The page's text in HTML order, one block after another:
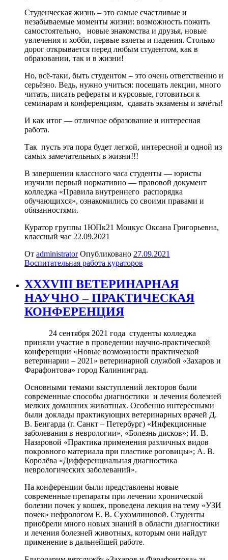
Студенческая жизнь – это самые счастливые и
незабываемые моменты жизни: возможность пожить
самостоятельно, новые знакомства и друзья, новые
увлечения и хобби, первые взлеты и падения. Столько
дорог открывается перед любым студентом, как в
образовании, так и в жизни!
Но, всё-таки, быть студентом – это очень ответственно и
серьёзно. Ведь, нужно учиться: посещать лекции, много
читать, писать рефераты и курсовые, готовиться к
семинарам и конференциям, сдавать экзамены и зачёты!
И как итог — отличное образование и интересная
работа.
Так пусть эта пора будет легкой, интересной и одной из
самых замечательных в жизни!!!
В завершении классного часа студенты — юристы
изучили первый нормативно — правовой документ
колледжа «Правила внутреннего распорядка
обучающихся», ознакомились со своими правами и
обязанностями.
Куратор группы 1ЮПк21 Моцкус Оксана Григорьевна,
классный час 22.09.2021
От administrator Опубликовано 27.09.2021
Воспитательная работа кураторов
XXXVIII ВЕТЕРИНАРНАЯ
НАУЧНО – ПРАКТИЧЕСКАЯ
КОНФЕРЕНЦИЯ
24 сентября 2021 года студенты колледжа
приняли участие в проведении научно-практической
конференции «Новые возможности практической
ветеринарии – 2021» ветеринарной службой «Захаров и
Фарафонтова» город Калининград.
Основными темами выступлений лекторов были
современные способы диагностики и лечения болезней
мелких домашних животных. Особенно интересными
были доклады практикующих ветеринарных врачей Д.
В. Бенгарда (г. Санкт – Петербург) «Инфекционные
заболевания в неврологии», «Болезнь дисков»; И. В.
Назаровой «Практика применения различных видов
покровного материала при пластике роговицы»; А. В.
Королёва «Дифференциальная диагностика
неврологических заболеваний».
На конференции были представлены новые
современные препараты при лечении хронической
болезни почек у кошек, проведена лекция на тему «УЗИ
почек» нефрологом Е. В. Сухомлиновой. Студенты
приобрели много новых знаний в области диагностики
и лечения болезней животных, которым они найдут
применение в дальнейшей работе.